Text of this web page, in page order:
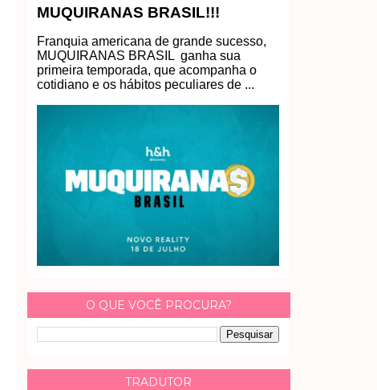
MUQUIRANAS BRASIL!!!
Franquia americana de grande sucesso,
MUQUIRANAS BRASIL ganha sua
primeira temporada, que acompanha o
cotidiano e os hábitos peculiares de ...
O QUE VOCÊ PROCURA?
TRADUTOR